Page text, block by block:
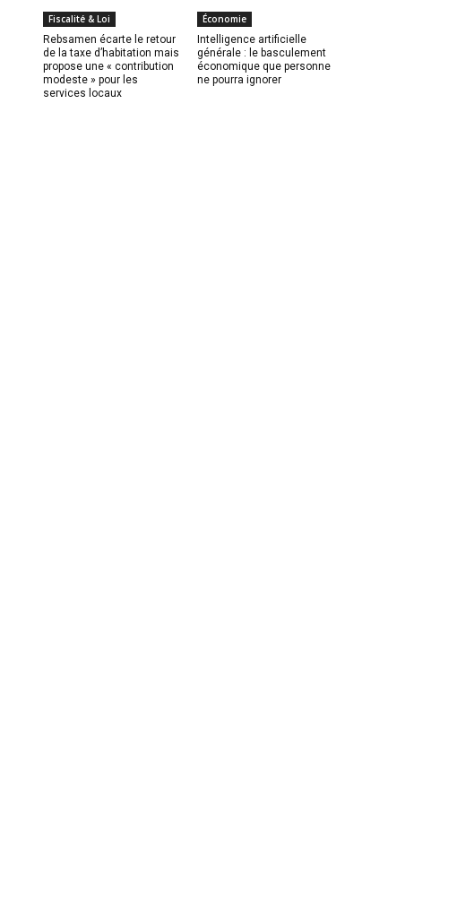
Fiscalité & Loi
Rebsamen écarte le retour
de la taxe d’habitation mais
propose une « contribution
modeste » pour les
services locaux
Économie
Intelligence artificielle
générale : le basculement
économique que personne
ne pourra ignorer